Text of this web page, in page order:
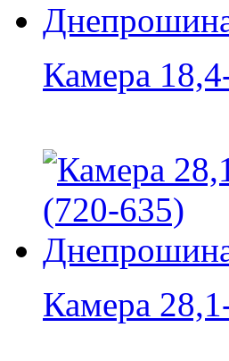
Камера
Камера